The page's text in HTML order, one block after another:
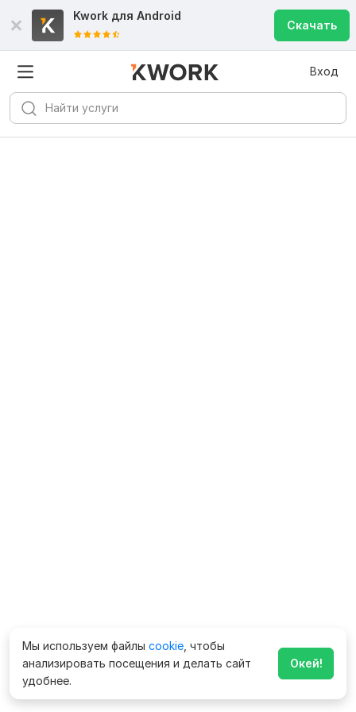
Kwork для Android
Скачать
Вход
Мы используем файлы cookie , чтобы
анализировать посещения и делать сайт
удобнее.
Окей!